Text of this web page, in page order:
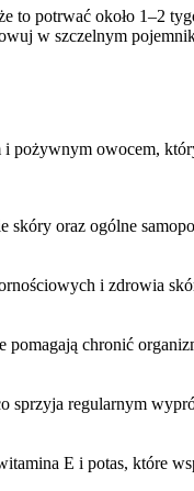
to potrwać około
w szczelnym
pożywnym owocem,
skóry oraz ogólne
i zdrowia
pomagają chronić
sprzyja regularnym
E i potas, które